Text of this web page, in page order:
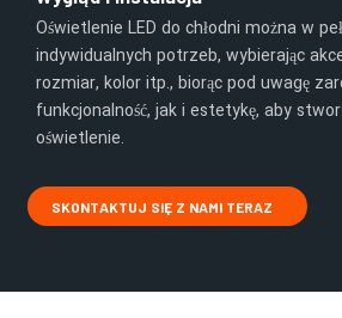
Oświetlenie LED do chłodni można w
indywidualnych potrzeb, wybierając
rozmiar, kolor itp., biorąc pod uwagę
funkcjonalność, jak i estetykę, aby
oświetlenie.
SKONTAKTUJ SIĘ Z NAMI TERAZ